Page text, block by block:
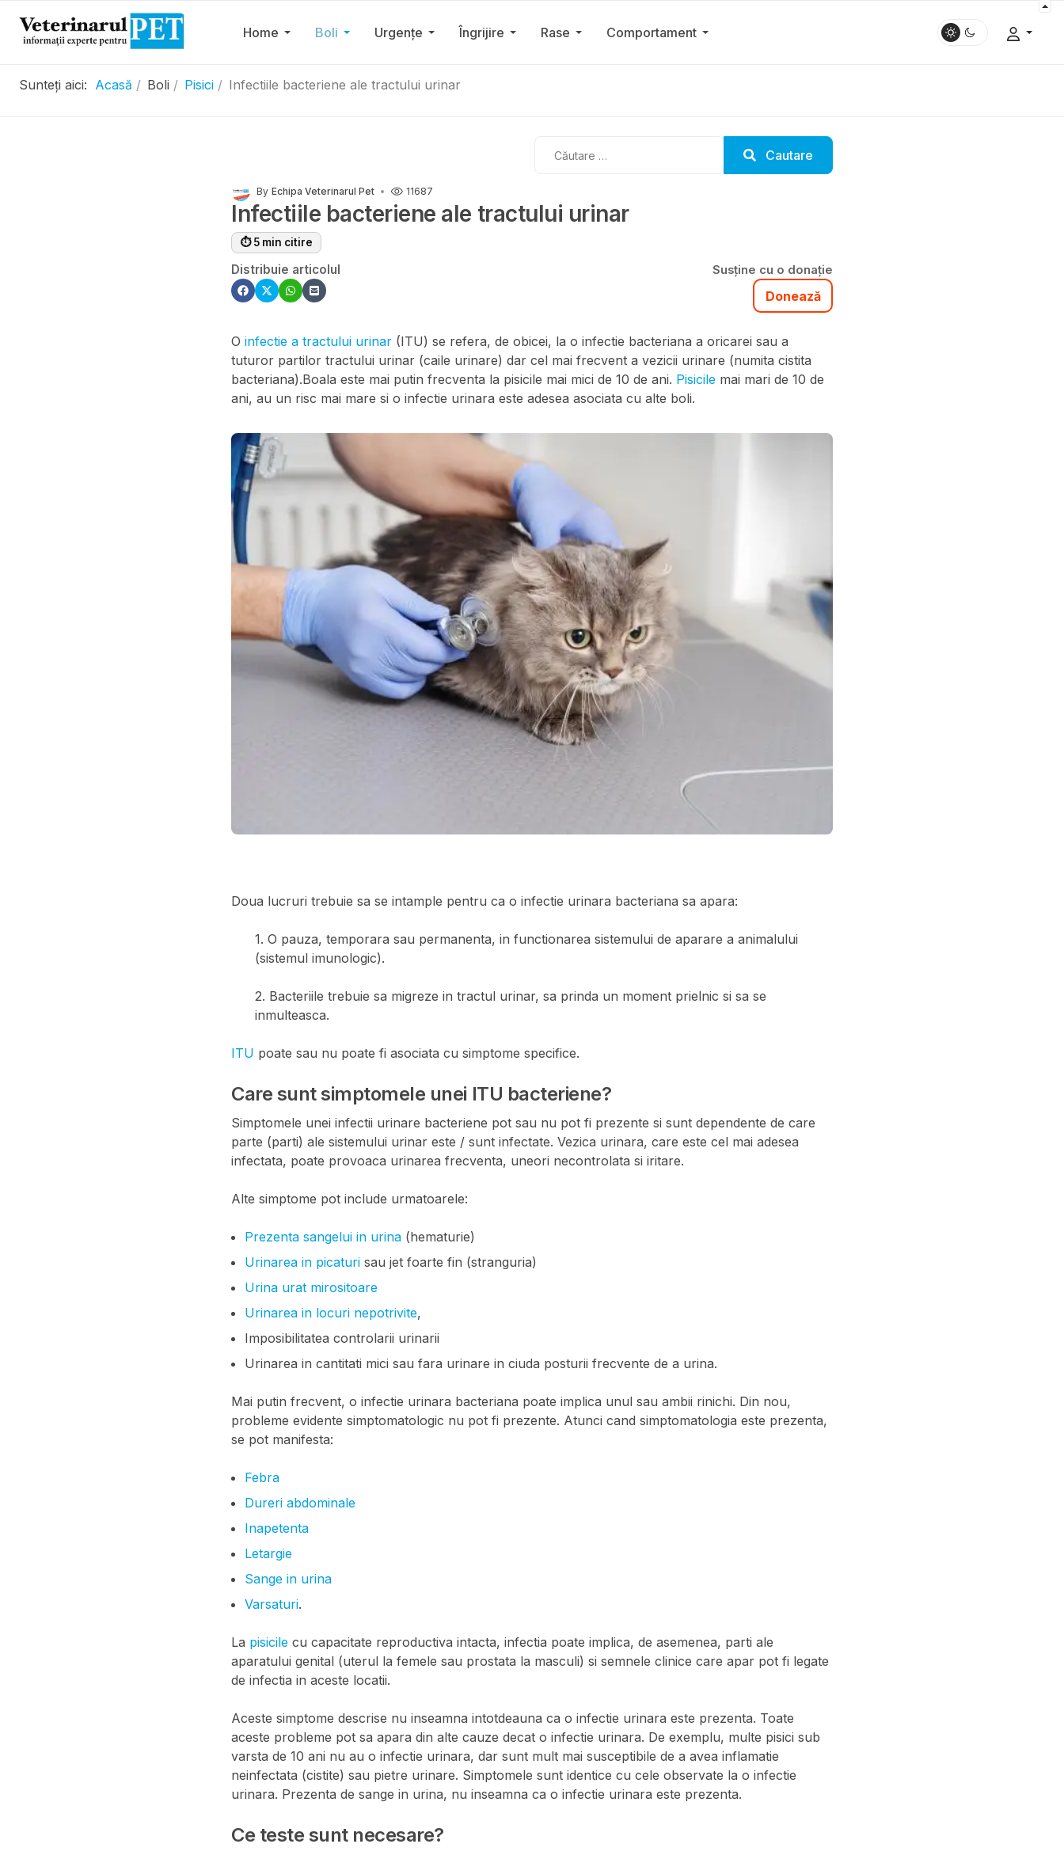
Home Boli Urgențe Îngrijire Rase Comportament
Sunteți aici: Acasă Boli Pisici Infectiile bacteriene ale tractului urinar
Cautare
By Echipa Veterinarul Pet 11687
Infectiile bacteriene ale tractului urinar
⏱ 5 min citire
Distribuie articolul Susține cu o donație
Donează
O infectie a tractului urinar (ITU) se refera, de obicei, la o infectie bacteriana a oricarei sau a
tuturor partilor tractului urinar (caile urinare) dar cel mai frecvent a vezicii urinare (numita cistita
bacteriana).Boala este mai putin frecventa la pisicile mai mici de 10 de ani. Pisicile mai mari de 10 de
ani, au un risc mai mare si o infectie urinara este adesea asociata cu alte boli.
Doua lucruri trebuie sa se intample pentru ca o infectie urinara bacteriana sa apara:
1. O pauza, temporara sau permanenta, in functionarea sistemului de aparare a animalului
(sistemul imunologic).
2. Bacteriile trebuie sa migreze in tractul urinar, sa prinda un moment prielnic si sa se
inmulteasca.
ITU poate sau nu poate fi asociata cu simptome specifice.
Care sunt simptomele unei ITU bacteriene?
Simptomele unei infectii urinare bacteriene pot sau nu pot fi prezente si sunt dependente de care
parte (parti) ale sistemului urinar este / sunt infectate. Vezica urinara, care este cel mai adesea
infectata, poate provoaca urinarea frecventa, uneori necontrolata si iritare.
Alte simptome pot include urmatoarele:
Prezenta sangelui in urina (hematurie)
Urinarea in picaturi sau jet foarte fin (stranguria)
Urina urat mirositoare
Urinarea in locuri nepotrivite,
Imposibilitatea controlarii urinarii
Urinarea in cantitati mici sau fara urinare in ciuda posturii frecvente de a urina.
Mai putin frecvent, o infectie urinara bacteriana poate implica unul sau ambii rinichi. Din nou,
probleme evidente simptomatologic nu pot fi prezente. Atunci cand simptomatologia este prezenta,
se pot manifesta:
Febra
Dureri abdominale
Inapetenta
Letargie
Sange in urina
Varsaturi.
La pisicile cu capacitate reproductiva intacta, infectia poate implica, de asemenea, parti ale
aparatului genital (uterul la femele sau prostata la masculi) si semnele clinice care apar pot fi legate
de infectia in aceste locatii.
Aceste simptome descrise nu inseamna intotdeauna ca o infectie urinara este prezenta. Toate
aceste probleme pot sa apara din alte cauze decat o infectie urinara. De exemplu, multe pisici sub
varsta de 10 ani nu au o infectie urinara, dar sunt mult mai susceptibile de a avea inflamatie
neinfectata (cistite) sau pietre urinare. Simptomele sunt identice cu cele observate la o infectie
urinara. Prezenta de sange in urina, nu inseamna ca o infectie urinara este prezenta.
Ce teste sunt necesare?